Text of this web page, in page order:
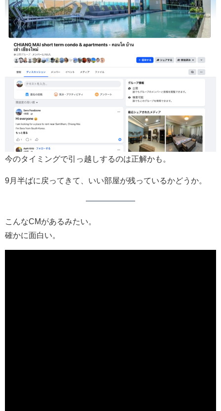
今のタイミングで引っ越しするのは正解かも。
9月半ばに戻ってきて、いい部屋が残っているかどうか。
こんなCMがあるみたい。
確かに面白い。